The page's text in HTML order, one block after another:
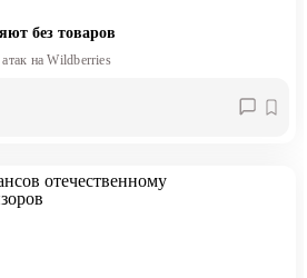
без товаров
на Wildberries